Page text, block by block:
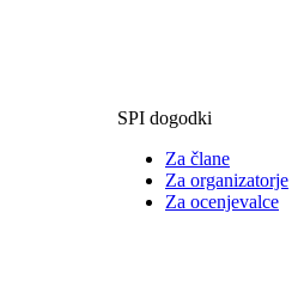
SPI dogodki
Za člane
Za organizatorje
Za ocenjevalce